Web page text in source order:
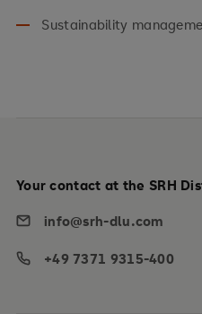
Sustainability
Your contact at the SRH
info@srh-dlu.com
+49 7371 9315-400